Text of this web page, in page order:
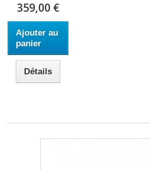
359,00 €
Ajouter au
panier
Détails